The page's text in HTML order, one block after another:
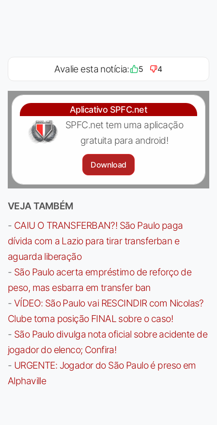
Avalie esta notícia: 5 4
Aplicativo SPFC.net
SPFC.net tem uma aplicação
gratuita para android!
Download
VEJA TAMBÉM
- CAIU O TRANSFERBAN?! São Paulo paga
dívida com a Lazio para tirar transferban e
aguarda liberação
- São Paulo acerta empréstimo de reforço de
peso, mas esbarra em transfer ban
- VÍDEO: São Paulo vai RESCINDIR com Nicolas?
Clube toma posição FINAL sobre o caso!
- São Paulo divulga nota oficial sobre acidente de
jogador do elenco; Confira!
- URGENTE: Jogador do São Paulo é preso em
Alphaville